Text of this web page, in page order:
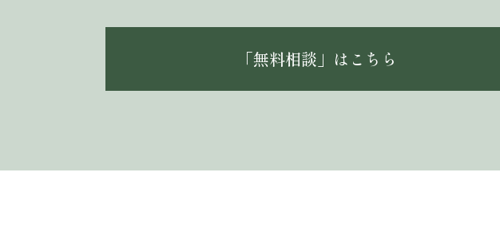
「無料相談」はこちら